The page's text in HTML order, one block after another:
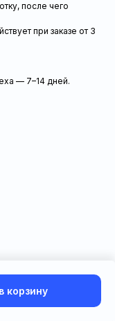
корзину
после чего
при заказе от 3
— 7–14 дней.